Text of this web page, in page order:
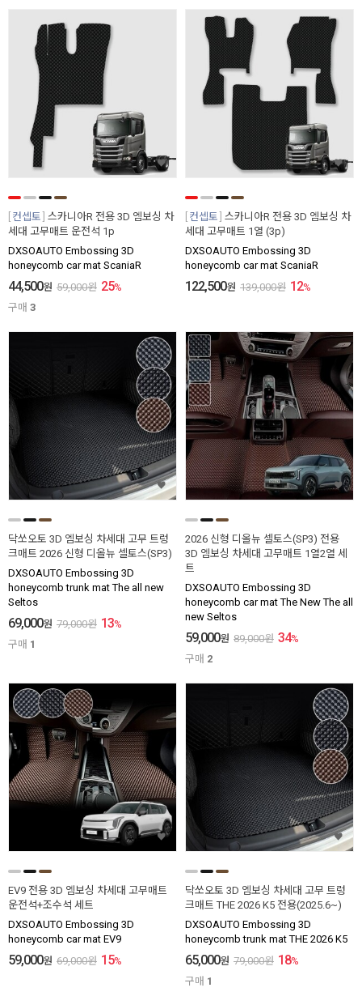
컨셉토 스카니아R 전용 3D 엠보싱 차
세대 고무매트 운전석 1p
DXSOAUTO Embossing 3D
honeycomb car mat ScaniaR
44,500원 59,000원 25%
구매 3
컨셉토 스카니아R 전용 3D 엠보싱 차
세대 고무매트 1열 (3p)
DXSOAUTO Embossing 3D
honeycomb car mat ScaniaR
122,500원 139,000원 12%
닥쏘오토 3D 엠보싱 차세대 고무 트렁
크매트 2026 신형 디올뉴 셀토스(SP3)
DXSOAUTO Embossing 3D
honeycomb trunk mat The all new
Seltos
69,000원 79,000원 13%
구매 1
2026 신형 디올뉴 셀토스(SP3) 전용
3D 엠보싱 차세대 고무매트 1열2열 세
트
DXSOAUTO Embossing 3D
honeycomb car mat The New The all
new Seltos
59,000원 89,000원 34%
구매 2
EV9 전용 3D 엠보싱 차세대 고무매트
운전석+조수석 세트
DXSOAUTO Embossing 3D
honeycomb car mat EV9
59,000원 69,000원 15%
닥쏘오토 3D 엠보싱 차세대 고무 트렁
크매트 THE 2026 K5 전용(2025.6~)
DXSOAUTO Embossing 3D
honeycomb trunk mat THE 2026 K5
65,000원 79,000원 18%
구매 1